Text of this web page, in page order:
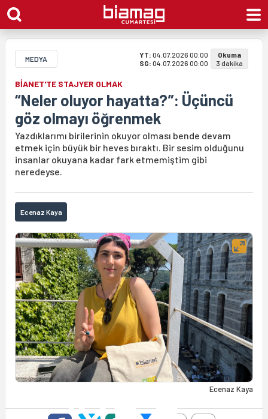
MEDYA YT: 04.07.2026 00:00
SG: 04.07.2026 00:00
Okuma
3 dakika
BİANET'TE STAJYER OLMAK
“Neler oluyor hayatta?”: Üçüncü
göz olmayı öğrenmek
Yazdıklarımı birilerinin okuyor olması bende devam
etmek için büyük bir heves bıraktı. Bir sesim olduğunu
insanlar okuyana kadar fark etmemiştim gibi
neredeyse.
Ecenaz Kaya
Ecenaz Kaya